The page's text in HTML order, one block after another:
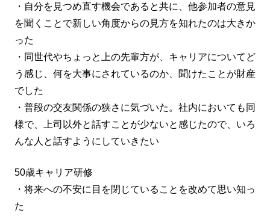
・自分を見つめ直す機会であると共に、他参加者の意見
を聞くことで新しい角度からの見方を知れたのは大きか
った
・同世代やちょっと上の先輩方が、キャリアについてど
う感じ、何を大事にされているのか、聞けたことが財産
でした
・普段の交友関係の狭さに気づいた。社内においても同
様で、上司以外と話すことが少ないと感じたので、いろ
んな人と話すようにしていきたい
50歳キャリア研修
・将来への不安に目を閉じていることを改めて思い知っ
た